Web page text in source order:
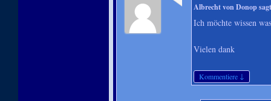
Albrecht von Donop
Ich möchte wissen
Vielen dank
Kommentiere ↓